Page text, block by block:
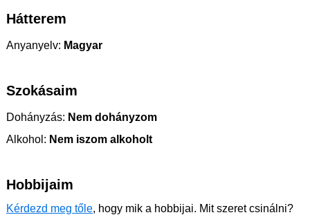
Hátterem
Anyanyelv: Magyar
Szokásaim
Dohányzás: Nem dohányzom
Alkohol: Nem iszom alkoholt
Hobbijaim
Kérdezd meg tőle, hogy mik a hobbijai. Mit szeret csinálni?